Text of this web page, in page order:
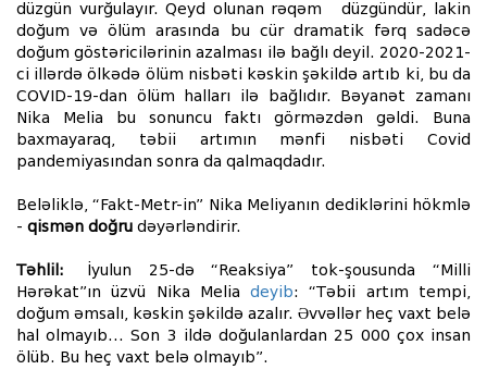
düzgün vurğulayır. Qeyd olunan rəqəm düzgündür, lakin
doğum və ölüm arasında bu cür dramatik fərq sadəcə
doğum göstəricilərinin azalması ilə bağlı deyil. 2020-2021-
ci illərdə ölkədə ölüm nisbəti kəskin şəkildə artıb ki, bu da
COVID-19-dan ölüm halları ilə bağlıdır. Bəyanət zamanı
Nika Melia bu sonuncu faktı görməzdən gəldi. Buna
baxmayaraq, təbii artımın mənfi nisbəti Covid
pandemiyasından sonra da qalmaqdadır.
Beləliklə, “Fakt-Metr-in” Nika Meliyanın dediklərini hökmlə
- qismən doğru dəyərləndirir.
Təhlil:
İyulun 25-də “Reaksiya” tok-şousunda “Milli
Hərəkat”ın üzvü Nika Meliadeyib: “Təbii artım tempi,
doğum əmsalı, kəskin şəkildə azalır. Əvvəllər heç vaxt belə
hal olmayıb... Son 3 ildə doğulanlardan 25 000 çox insan
ölüb. Bu heç vaxt belə olmayıb”.